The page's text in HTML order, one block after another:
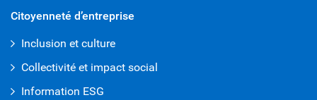
Citoyenneté d’entreprise
Inclusion et culture
Collectivité et impact social
Information ESG